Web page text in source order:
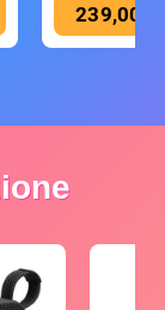
239,00 €